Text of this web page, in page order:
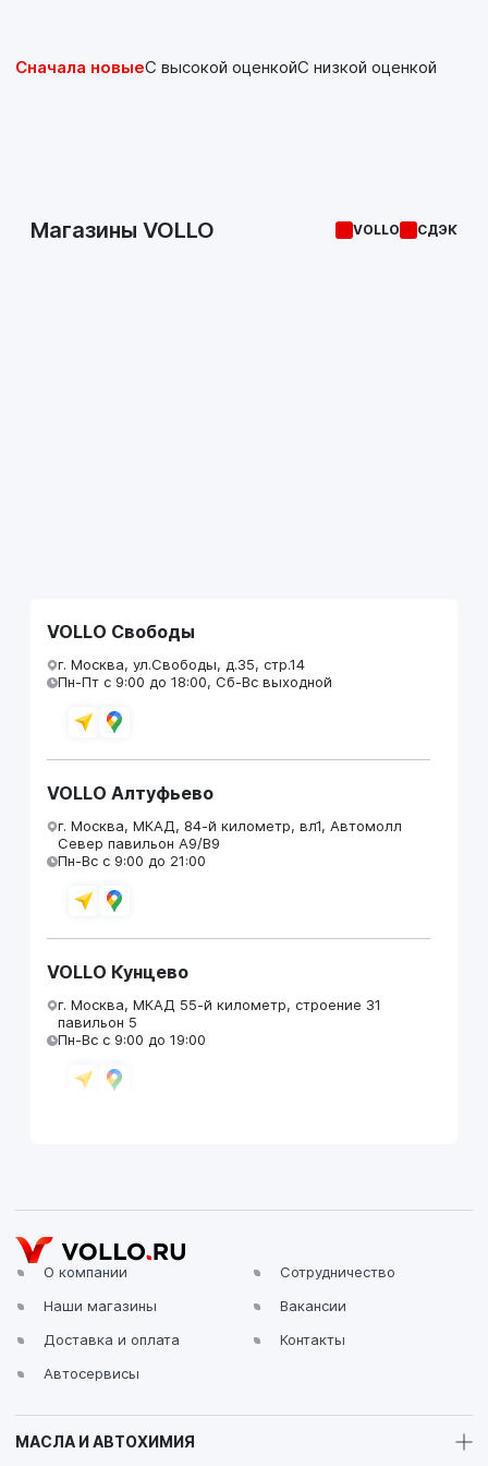
Сначала новыеС высокой оценкойС низкой оценкой
Магазины VOLLO VOLLO СДЭК
VOLLO Свободы
г. Москва, ул.Свободы, д.35, стр.14
Пн-Пт с 9:00 до 18:00, Сб-Вс выходной
VOLLO Алтуфьево
г. Москва, МКАД, 84-й километр, вл1, Автомолл
Север павильон А9/В9
Пн-Вс с 9:00 до 21:00
VOLLO Кунцево
г. Москва, МКАД 55-й километр, строение 31
павильон 5
Пн-Вс с 9:00 до 19:00
VOLLO Владимир
г. Владимир, Московское шоссе, д.5/1
О компании
Наши магазины
Доставка и оплата
Автосервисы
Сотрудничество
Вакансии
Контакты
МАСЛА И АВТОХИМИЯ